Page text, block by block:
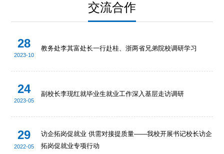
交流合作
28
2023-10
教务处李其富处长一行赴桂、浙两省兄弟院校调研学习
24
2023-05
副校长李现红就毕业生就业工作深入基层走访调研
29
2022-05
访企拓岗促就业 供需对接提质量——我校开展书记校长访企
拓岗促就业专项行动